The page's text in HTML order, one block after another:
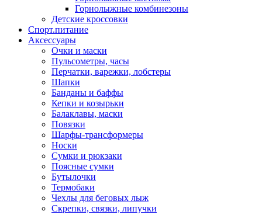
Горнолыжные комбинезоны
Детские кроссовки
Спорт.питание
Аксессуары
Очки и маски
Пульсометры, часы
Перчатки, варежки, лобстеры
Шапки
Банданы и баффы
Кепки и козырьки
Балаклавы, маски
Повязки
Шарфы-трансформеры
Носки
Сумки и рюкзаки
Поясные сумки
Бутылочки
Термобаки
Чехлы для беговых лыж
Скрепки, связки, липучки